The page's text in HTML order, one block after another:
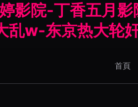
影院-丁香五月
乱w-东京热大轮
首頁